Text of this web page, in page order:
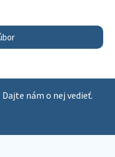
nám o nej vedieť.